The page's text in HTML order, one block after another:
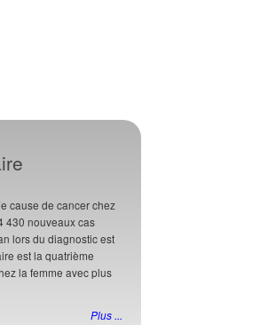
cause de cancer chez
430 nouveaux cas
lors du diagnostic est
est la quatrième
la femme avec plus
Plus ...